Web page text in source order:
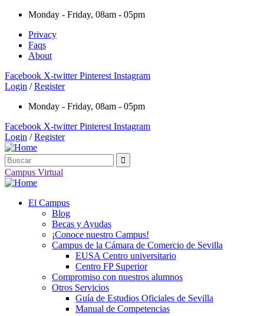
Monday - Friday, 08am - 05pm
Privacy
Faqs
About
Facebook X-twitter Pinterest Instagram
Login / Register
Monday - Friday, 08am - 05pm
Facebook X-twitter Pinterest Instagram
Login / Register
Campus Virtual
El Campus
Blog
Becas y Ayudas
¡Conoce nuestro Campus!
Campus de la Cámara de Comercio de Sevilla
EUSA Centro universitario
Centro FP Superior
Compromiso con nuestros alumnos
Otros Servicios
Guía de Estudios Oficiales de Sevilla
Manual de Competencias